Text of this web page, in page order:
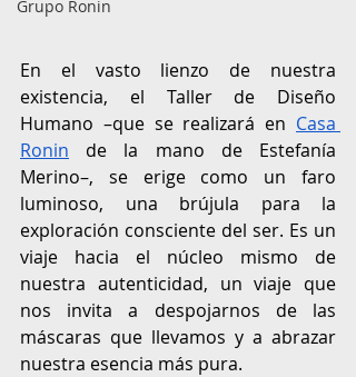
Grupo Ronin
En el vasto lienzo de nuestra
existencia, el Taller de Diseño
Humano –que se realizará en Casa
Ronin de la mano de Estefanía
Merino–, se erige como un faro
luminoso, una brújula para la
exploración consciente del ser. Es un
viaje hacia el núcleo mismo de
nuestra autenticidad, un viaje que
nos invita a despojarnos de las
máscaras que llevamos y a abrazar
nuestra esencia más pura.